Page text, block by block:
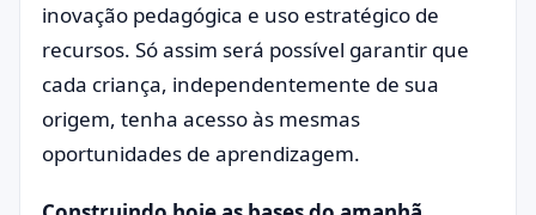
inovação pedagógica e uso estratégico de
recursos. Só assim será possível garantir que
cada criança, independentemente de sua
origem, tenha acesso às mesmas
oportunidades de aprendizagem.